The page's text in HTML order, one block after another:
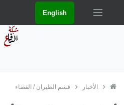
English
الأخبار قسم الطيران / الفضاء